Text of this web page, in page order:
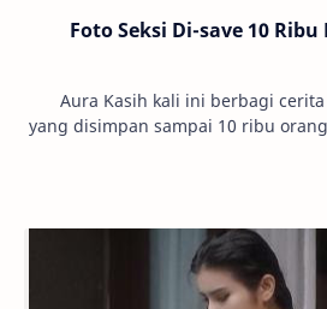
Foto Seksi Di-save 10
Aura Kasih kali ini berbagi
yang disimpan sampai 10 ribu